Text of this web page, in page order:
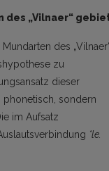
„Vilnaer“
des
zu
dieser
phonetisch, sondern
im Aufsatz
*le.